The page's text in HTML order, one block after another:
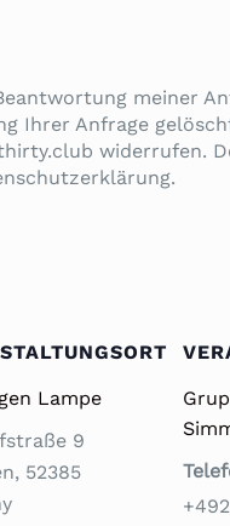
meiner
Ihrer Anfrage
widerrufen.
Lampe
9
, 52385